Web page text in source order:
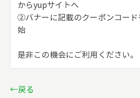
からyupサイトへ
②バナーに記載のクーポンコード
始
是非この機会にご利用ください。
←戻る